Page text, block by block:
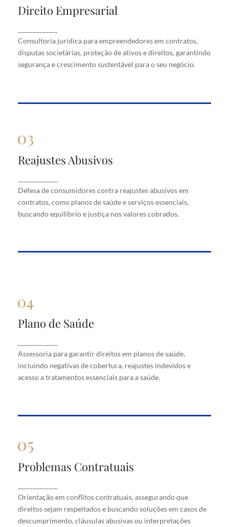
Direito Empresarial
Consultoria jurídica para empreendedores em contratos,
disputas societárias, proteção de ativos e direitos, garantindo
segurança e crescimento sustentável para o seu negócio.
Direito Empresarial
contratos, disputas societárias, proteção de ativos
e direitos, garantindo segurança e crescimento
sustentável para o seu negócio.
Reajustes Abusivos
Defesa de consumidores contra reajustes abusivos em
contratos, como planos de saúde e serviços essenciais,
buscando equilíbrio e justiça nos valores cobrados.
Reajustes Abusivos
em contratos, como planos de saúde e serviços
essenciais, buscando equilíbrio e justiça nos valores
cobrados.
Plano de Saúde
Assessoria para garantir direitos em planos de saúde,
incluindo negativas de cobertura, reajustes indevidos e
acesso a tratamentos essenciais para a saúde.
Plano de Saúde
saúde, incluindo negativas de cobertura, reajustes
indevidos e acesso a tratamentos essenciais para a
saúde.
Problemas Contratuais
Orientação em conflitos contratuais, assegurando que
direitos sejam respeitados e buscando soluções em casos de
descumprimento, cláusulas abusivas ou interpretações
Problemas Contratuais
que direitos sejam respeitados e buscando soluções
em casos de descumprimento, cláusulas abusivas
ou interpretações divergentes.